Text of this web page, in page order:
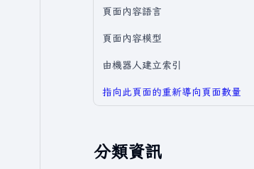
頁面內容語言
頁面內容模型
由機器人建立索引
指向此頁面的重新導向頁面數量
分類資訊